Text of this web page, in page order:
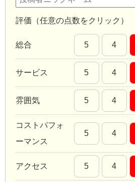
評価（任意の点数をクリック）
総合 5 4
サービス 5 4
雰囲気 5 4
コストパフォ
ーマンス
5 4
アクセス 5 4